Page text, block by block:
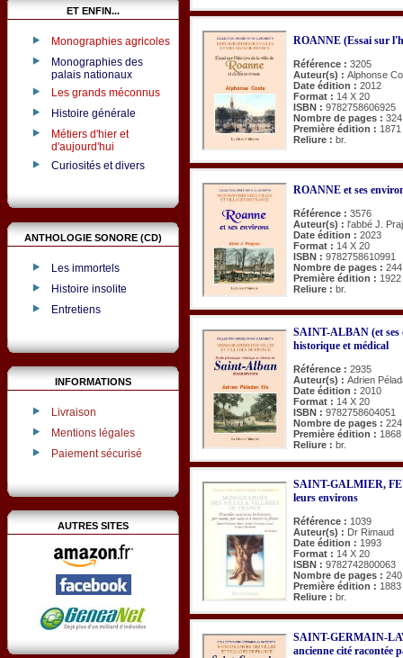
ET ENFIN...
Monographies agricoles
Monographies des
palais nationaux
Les grands méconnus
Histoire générale
Métiers d'hier et
d'aujourd'hui
Curiosités et divers
ANTHOLOGIE SONORE (CD)
Les immortels
Histoire insolite
Entretiens
INFORMATIONS
Livraison
Mentions légales
Paiement sécurisé
AUTRES SITES
ROANNE (Essai sur
Référence : 3205
Auteur(s) : Alphonse
Date édition : 2012
Format : 14 X 20
ISBN : 9782758606925
Nombre de pages : 324
Première édition : 1871
Reliure : br.
ROANNE et ses
Référence : 3576
Auteur(s) : l'abbé J.
Date édition : 2023
Format : 14 X 20
ISBN : 9782758610991
Nombre de pages : 244
Première édition : 1922
Reliure : br.
SAINT-ALBAN (et ses
historique et médical
Référence : 2935
Auteur(s) : Adrien
Date édition : 2010
Format : 14 X 20
ISBN : 9782758604051
Nombre de pages : 224
Première édition : 1868
Reliure : br.
SAINT-GALMIER,
leurs environs
Référence : 1039
Auteur(s) : Dr Rimaud
Date édition : 1993
Format : 14 X 20
ISBN : 9782742800063
Nombre de pages : 240
Première édition : 1883
Reliure : br.
SAINT-GERMAIN-
ancienne cité racontée